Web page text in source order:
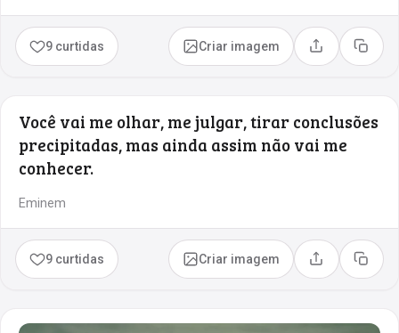
9 curtidas Criar imagem Compartilhar
Copiar
Você vai me olhar, me julgar, tirar conclusões
precipitadas, mas ainda assim não vai me
conhecer.
Eminem
9 curtidas Criar imagem Compartilhar
Copiar